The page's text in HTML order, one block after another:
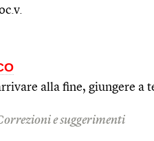
alla fine, giungere a
e suggerimenti